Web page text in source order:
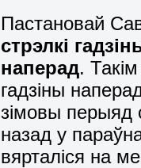
Пастановай
стрэлкі
наперад.
гадзіны
зімовы перыяд
назад у
вярталіся на